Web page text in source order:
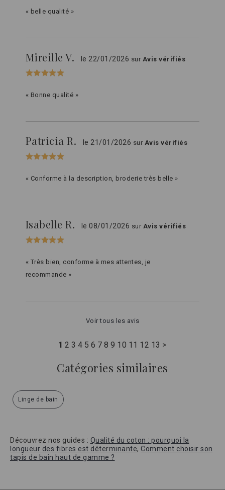
« belle qualité »
Mireille V. le 22/01/2026 sur Avis vérifiés
« Bonne qualité »
Patricia R. le 21/01/2026 sur Avis vérifiés
« Conforme à la description, broderie très belle »
Isabelle R. le 08/01/2026 sur Avis vérifiés
« Très bien, conforme à mes attentes, je
recommande »
Voir tous les avis
1 2 3 4 5 6 7 8 9 10 11 12 13 >
Catégories similaires
Linge de bain
Découvrez nos guides : Qualité du coton : pourquoi la
longueur des fibres est déterminante, Comment choisir son
tapis de bain haut de gamme ?